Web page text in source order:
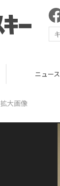
ニュース
拡大画像